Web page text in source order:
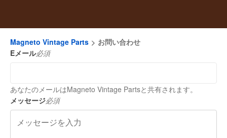
Magneto Vintage Parts
お問い合わせ
Eメール必須
あなたのメールはMagneto Vintage Partsと共有されます。
メッセージ必須